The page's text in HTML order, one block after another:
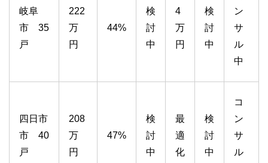
岐阜
市 35
戸
222
万
円
44%
検
討
中
4
万
円
検
討
中
ン
サ
ル
中
四日市
市 40
戸
208
万
円
47%
検
討
中
最
適
化
検
討
中
コ
ン
サ
ル